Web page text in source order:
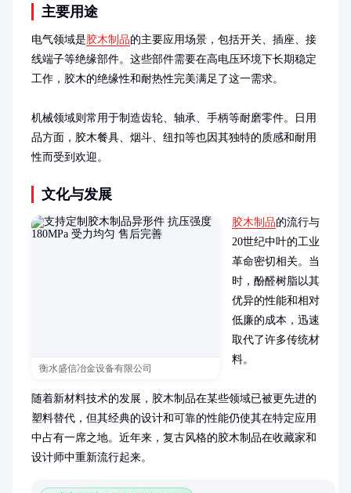
主要用途
电气领域是胶木制品的主要应用场景，包括开关、插座、接
线端子等绝缘部件。这些部件需要在高电压环境下长期稳定
工作，胶木的绝缘性和耐热性完美满足了这一需求。
机械领域则常用于制造齿轮、轴承、手柄等耐磨零件。日用
品方面，胶木餐具、烟斗、纽扣等也因其独特的质感和耐用
性而受到欢迎。
文化与发展
衡水盛信冶金设备有限公司
胶木制品的流行与
20世纪中叶的工业
革命密切相关。当
时，酚醛树脂以其
优异的性能和相对
低廉的成本，迅速
取代了许多传统材
料。
随着新材料技术的发展，胶木制品在某些领域已被更先进的
塑料替代，但其经典的设计和可靠的性能仍使其在特定应用
中占有一席之地。近年来，复古风格的胶木制品在收藏家和
设计师中重新流行起来。